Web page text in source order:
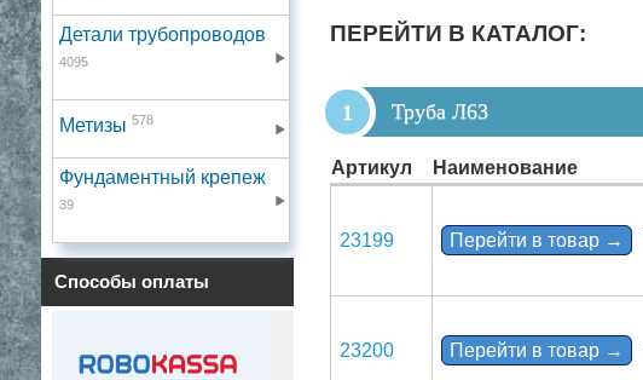
Детали трубопроводов
4095
Метизы 578
Фундаментный крепеж
39
Способы оплаты
ПЕРЕЙТИ В КАТАЛОГ:
Труба Л63
Артикул Наименование
23199 Перейти в товар →
23200 Перейти в товар →